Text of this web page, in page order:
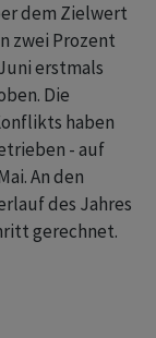
dem Zielwert
zwei Prozent
erstmals
Die
haben
- auf
An den
des Jahres
gerechnet.